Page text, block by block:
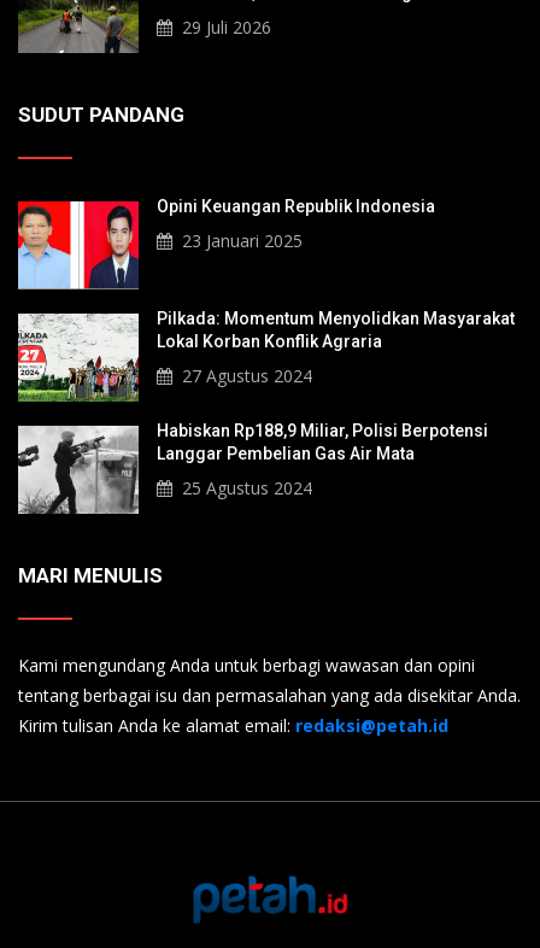
KITB - Sungai Rawa Yang Rusak
29 Juli 2026
SUDUT PANDANG
Opini Keuangan Republik Indonesia
23 Januari 2025
Pilkada: Momentum Menyolidkan Masyarakat
Lokal Korban Konflik Agraria
27 Agustus 2024
Habiskan Rp188,9 Miliar, Polisi Berpotensi
Langgar Pembelian Gas Air Mata
25 Agustus 2024
MARI MENULIS
Kami mengundang Anda untuk berbagi wawasan dan opini
tentang berbagai isu dan permasalahan yang ada disekitar Anda.
Kirim tulisan Anda ke alamat email: redaksi@petah.id